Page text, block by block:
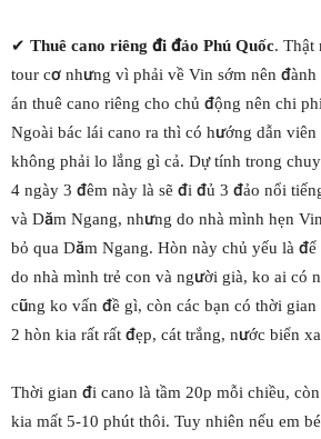
✔ Thuê cano riêng đi đảo Phú Quốc. Thật
tour cơ nhưng vì phải về Vin sớm nên
án thuê cano riêng cho chủ động nên chi
Ngoài bác lái cano ra thì có hướng dẫn
không phải lo lắng gì cả. Dự tính trong
4 ngày 3 đêm này là sẽ đi đủ 3 đảo nổi
và Dăm Ngang, nhưng do nhà mình hẹn
bỏ qua Dăm Ngang. Hòn này chủ yếu là
do nhà mình trẻ con và người già, ko ai có
cũng ko vấn đề gì, còn các bạn có thời
2 hòn kia rất rất đẹp, cát trắng, nước biển
Thời gian đi cano là tầm 20p mỗi chiều,
kia mất 5-10 phút thôi. Tuy nhiên nếu em